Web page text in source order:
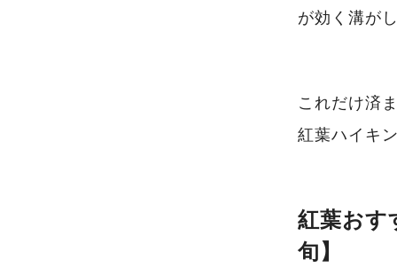
が効く溝が
これだけ済
紅葉ハイキ
紅葉おす
旬】